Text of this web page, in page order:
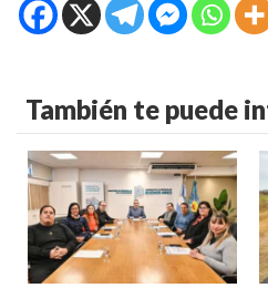
También te puede